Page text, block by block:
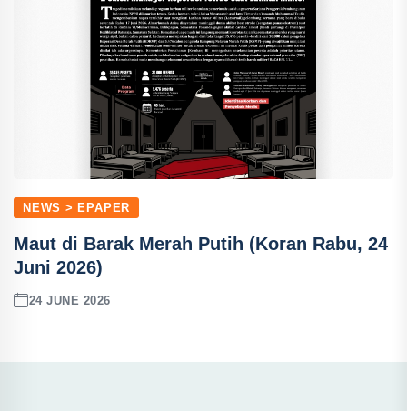
NEWS > EPAPER
Maut di Barak Merah Putih (Koran Rabu, 24
Juni 2026)
24 JUNE 2026